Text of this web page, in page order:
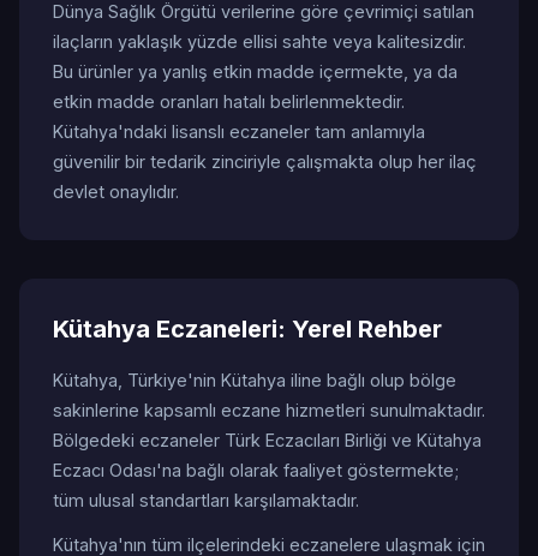
Dünya Sağlık Örgütü verilerine göre çevrimiçi satılan
ilaçların yaklaşık yüzde ellisi sahte veya kalitesizdir.
Bu ürünler ya yanlış etkin madde içermekte, ya da
etkin madde oranları hatalı belirlenmektedir.
Kütahya'ndaki lisanslı eczaneler tam anlamıyla
güvenilir bir tedarik zinciriyle çalışmakta olup her ilaç
devlet onaylıdır.
Kütahya Eczaneleri: Yerel Rehber
Kütahya, Türkiye'nin Kütahya iline bağlı olup bölge
sakinlerine kapsamlı eczane hizmetleri sunulmaktadır.
Bölgedeki eczaneler Türk Eczacıları Birliği ve Kütahya
Eczacı Odası'na bağlı olarak faaliyet göstermekte;
tüm ulusal standartları karşılamaktadır.
Kütahya'nın tüm ilçelerindeki eczanelere ulaşmak için